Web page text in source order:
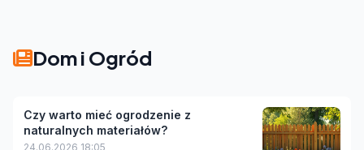
Dom i Ogród
Czy warto mieć ogrodzenie z
naturalnych materiałów?
24.06.2026 18:05